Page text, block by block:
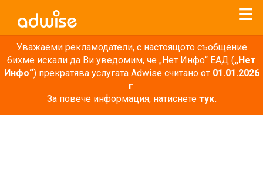
Уважаеми рекламодатели, с настоящото съобщение
бихме искали да Ви уведомим, че „Нет Инфо“ ЕАД („Нет
Инфо“) прекратява услугата Adwiseсчитано от 01.01.2026
г.
За повече информация, натиснете тук.